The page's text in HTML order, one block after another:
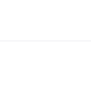
格和贸易条款直接发送